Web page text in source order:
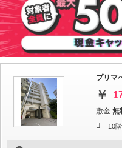
プリマ
敷金 無
10